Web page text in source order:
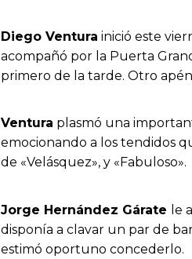
Diego Ventura inició este
acompañó por la Puerta
primero de la tarde. Otro
Ventura plasmó una
emocionando a los tendidos
de «Velásquez», y «Fabuloso».
Jorge Hernández Gárate le
disponía a clavar un par de
estimó oportuno concederlo.